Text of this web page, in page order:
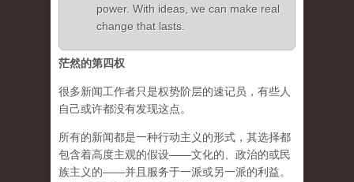
power. With ideas, we can make real
change that lasts.
茫然的第四权
很多新闻工作者只是权势阶层的速记员，有些人
自己或许都没有发现这点。
所有的新闻都是一种行动主义的形式，其选择都
包含着高度主观的假设——文化的、政治的或民
族主义的——并且服务于一派或另一派的利益。